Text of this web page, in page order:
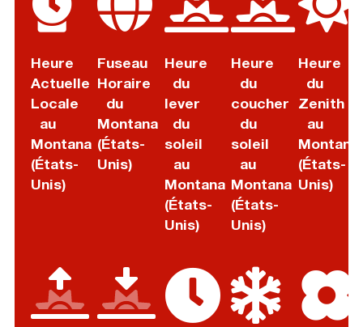
Heure
Actuelle
Locale
au
Montana
(États-
Unis)
Fuseau
Horaire
du
Montana
(États-
Unis)
Heure
du
lever
du
soleil
au
Montana
(États-
Unis)
Heure
du
coucher
du
soleil
au
Montana
(États-
Unis)
Heure
du
Zenith
au
Montana
(États-
Unis)